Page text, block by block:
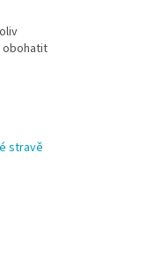
obohatit
stravě